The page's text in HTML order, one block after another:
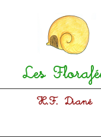
Les
H.F. Diané